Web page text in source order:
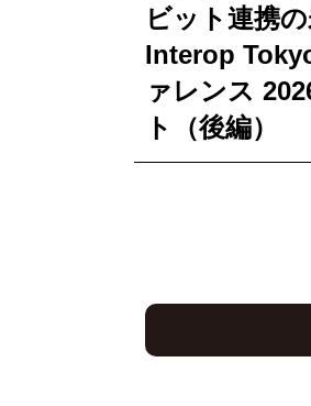
ビット連携
Interop
ァレンス
ト（後編）